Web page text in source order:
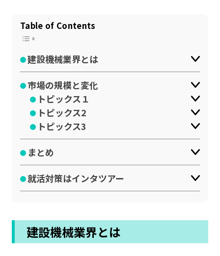
Table of Contents
建設機械業界とは
市場の規模と変化
トピックス１
トピックス2
トピックス3
まとめ
就活対策はインタツアー
建設機械業界とは